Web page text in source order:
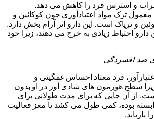
و استرس فرد را کاهش می دهد.
ترک مواد اعتیادآوری چون کوکائین و
و تریاک است. این دارو اثر آرام بخش دارد.
دارو احتیاط زیادی به خرج می دهند، زیرا خود
ضد افسردگی
فرد معتاد احساس غمگینی و
سطح هورمون های شادی آور در او بدون
از آن جایی که برای مدت طولانی برای
بوده، کمی طول می کشد تا مغز فعالیت